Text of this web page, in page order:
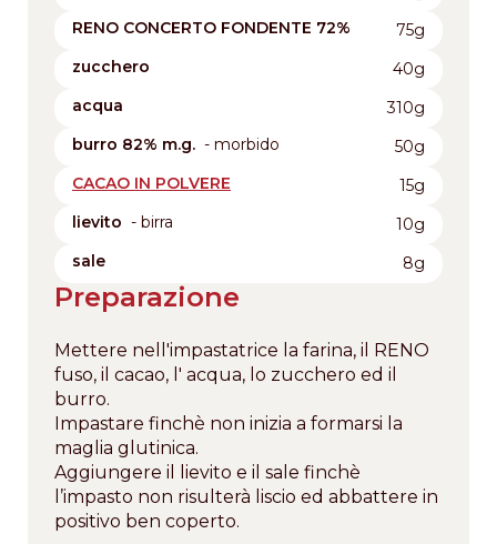
RENO CONCERTO FONDENTE 72%
75g
zucchero
40g
acqua
310g
burro 82% m.g. - morbido
50g
CACAO IN POLVERE
15g
lievito - birra
10g
sale
8g
Preparazione
Mettere nell'impastatrice la farina, il RENO
fuso, il cacao, l' acqua, lo zucchero ed il
burro.
Impastare finchè non inizia a formarsi la
maglia glutinica.
Aggiungere il lievito e il sale finchè
l’impasto non risulterà liscio ed abbattere in
positivo ben coperto.